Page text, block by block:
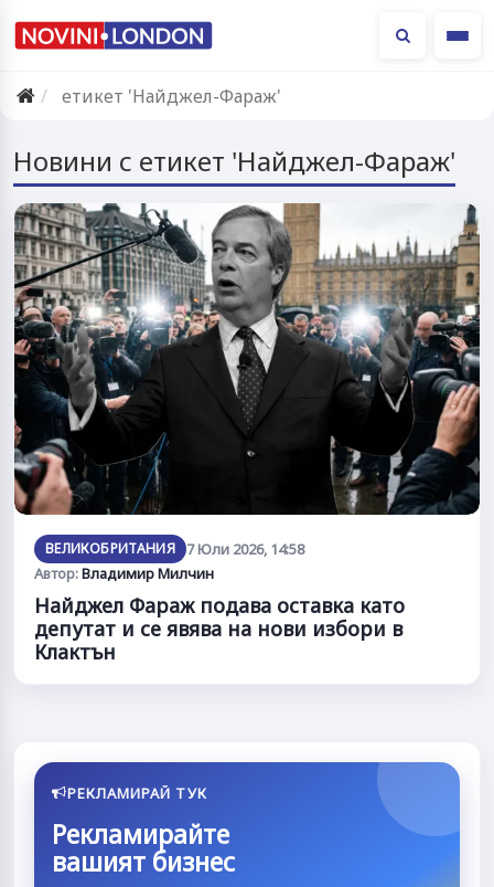
етикет 'Найджел-Фараж'
Новини с етикет 'Найджел-Фараж'
ВЕЛИКОБРИТАНИЯ
7 Юли 2026, 14:58
Автор:Владимир Милчин
Найджел Фараж подава оставка като
депутат и се явява на нови избори в
Клактън
РЕКЛАМИРАЙ ТУК
Рекламирайте
вашият бизнес